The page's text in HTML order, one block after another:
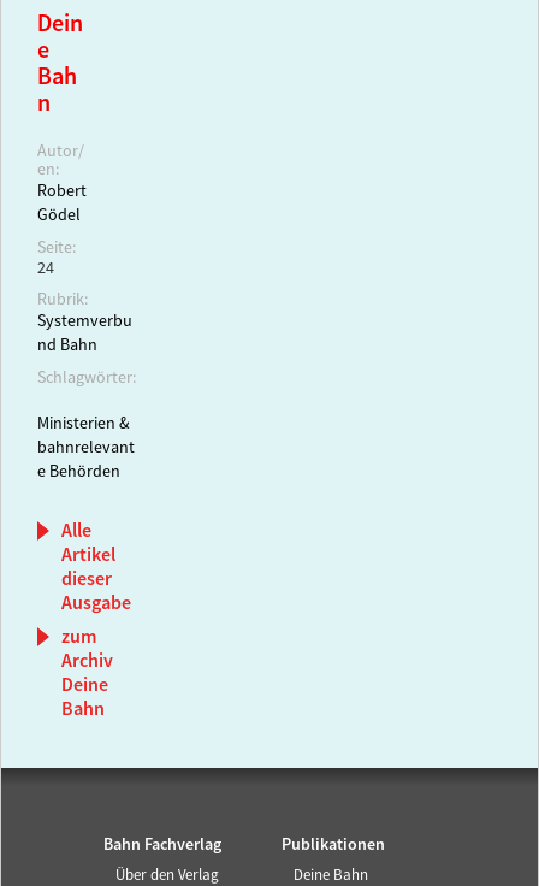
Dein
e
Bah
n
Autor/
en:
Robert
Gödel
Seite:
24
Rubrik:
Systemverbu
nd Bahn
Schlagwörter:
Ministerien &
bahnrelevant
e Behörden
Alle
Artikel
dieser
Ausgabe
zum
Archiv
Deine
Bahn
Bahn Fachverlag
Über den Verlag
Publikationen
Deine Bahn